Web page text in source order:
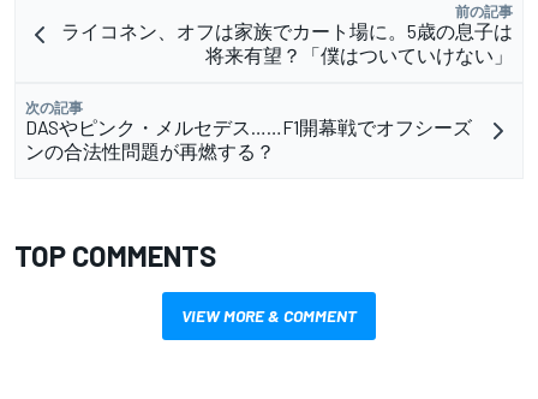
前の記事
ライコネン、オフは家族でカート場に。5歳の息子は
将来有望？「僕はついていけない」
次の記事
DASやピンク・メルセデス……F1開幕戦でオフシーズ
ンの合法性問題が再燃する？
TOP COMMENTS
VIEW MORE & COMMENT